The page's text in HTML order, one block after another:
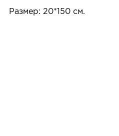
Размер: 20*150 см.